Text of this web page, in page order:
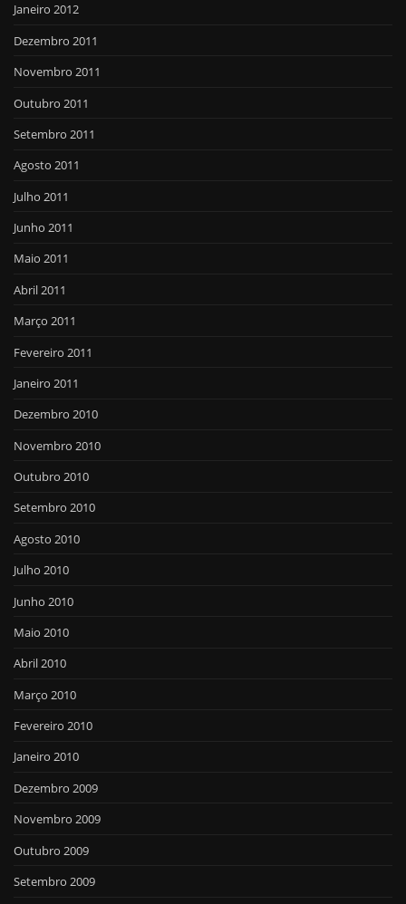
Janeiro 2012
Dezembro 2011
Novembro 2011
Outubro 2011
Setembro 2011
Agosto 2011
Julho 2011
Junho 2011
Maio 2011
Abril 2011
Março 2011
Fevereiro 2011
Janeiro 2011
Dezembro 2010
Novembro 2010
Outubro 2010
Setembro 2010
Agosto 2010
Julho 2010
Junho 2010
Maio 2010
Abril 2010
Março 2010
Fevereiro 2010
Janeiro 2010
Dezembro 2009
Novembro 2009
Outubro 2009
Setembro 2009